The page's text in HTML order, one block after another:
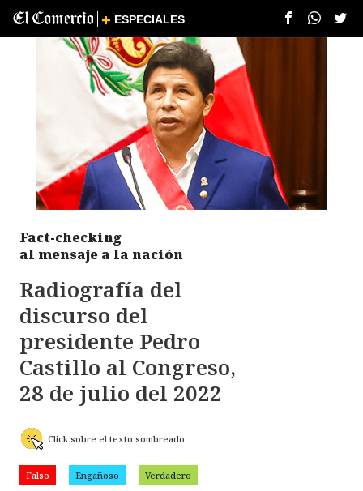
+ ESPECIALES
Fact-checking
al mensaje a la nación
Radiografía del
discurso del
presidente Pedro
Castillo al Congreso,
28 de julio del 2022
Click sobre el texto sombreado
Falso Engañoso Verdadero